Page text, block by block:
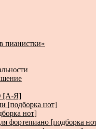
статьи…
пианистки»
[А-Я]
[подборка нот]
нот]
фортепиано [подборка